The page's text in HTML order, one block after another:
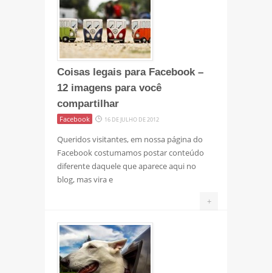
Coisas legais para Facebook –
12 imagens para você
compartilhar
Facebook 16 DE JULHO DE 2012
Queridos visitantes, em nossa página do
Facebook costumamos postar conteúdo
diferente daquele que aparece aqui no
blog, mas vira e
+